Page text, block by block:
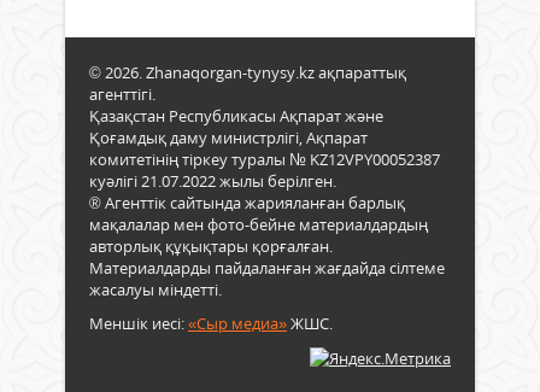
© 2026. Zhanaqorgan-tynysy.kz ақпараттық
агенттігі.
Қазақстан Республикасы Ақпарат және
Қоғамдық даму министрлігі, Ақпарат
комитетінің тіркеу туралы № KZ12VPY00052387
куәлігі 21.07.2022 жылы берілген.
® Агенттік сайтында жарияланған барлық
мақалалар мен фото-бейне материалдардың
авторлық құқықтары қорғалған.
Материалдарды пайдаланған жағдайда сілтеме
жасалуы міндетті.
Меншік иесі:«Сыр медиа»ЖШС.